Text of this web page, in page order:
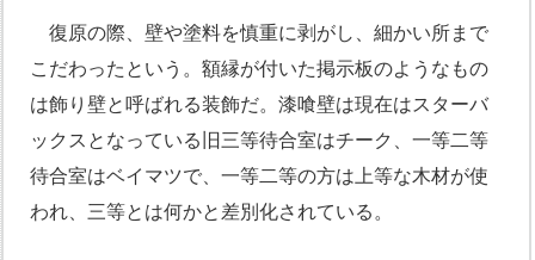
復原の際、壁や塗料を慎重に剥がし、細かい所まで
こだわったという。額縁が付いた掲示板のようなもの
は飾り壁と呼ばれる装飾だ。漆喰壁は現在はスターバ
ックスとなっている旧三等待合室はチーク、一等二等
待合室はベイマツで、一等二等の方は上等な木材が使
われ、三等とは何かと差別化されている。